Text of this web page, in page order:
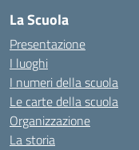
La Scuola
Presentazione
I luoghi
I numeri della scuola
Le carte della scuola
Organizzazione
La storia